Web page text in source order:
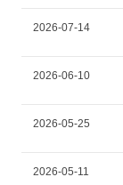
2026-07-14
2026-06-10
2026-05-25
2026-05-11